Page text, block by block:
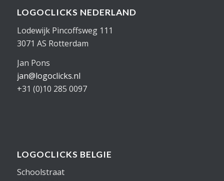
LOGOCLICKS NEDERLAND
Lodewijk Pincoffsweg 111
3071 AS Rotterdam
Jan Pons
jan@logoclicks.nl
+31 (0)10 285 0097
LOGOCLICKS BELGIE
Schoolstraat